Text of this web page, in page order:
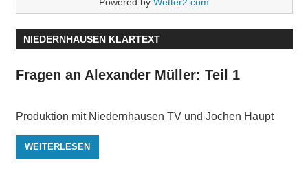
NIEDERNHAUSEN KLARTEXT
Fragen an Alexander Müller: Teil 1
Produktion mit Niedernhausen TV und Jochen Haupt
WEITERLESEN